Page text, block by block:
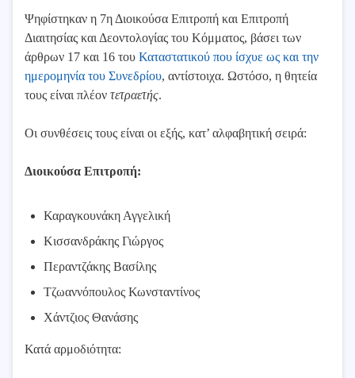
Ψηφίστηκαν η 7η Διοικούσα Επιτροπή και Επιτροπή
Διαιτησίας και Δεοντολογίας του Κόμματος, βάσει των
άρθρων 17 και 16 του Καταστατικού που ίσχυε ως και την
ημερομηνία του Συνεδρίου, αντίστοιχα. Ωστόσο, η θητεία
τους είναι πλέον τετραετής.
Οι συνθέσεις τους είναι οι εξής, κατ’ αλφαβητική σειρά:
Διοικούσα Επιτροπή:
Καραγκουνάκη Αγγελική
Κισσανδράκης Γιώργος
Περαντζάκης Βασίλης
Τζωαννόπουλος Κωνσταντίνος
Χάντζιος Θανάσης
Κατά αρμοδιότητα: